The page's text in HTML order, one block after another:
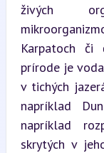
živých
Karpatoch či
prírode je
v tichých
napríklad
napríklad
skrytých v